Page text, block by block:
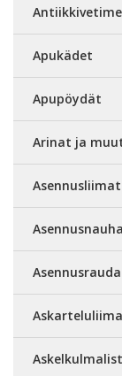
Apukädet
Apupöydät
Arinat ja
Asennusliimat